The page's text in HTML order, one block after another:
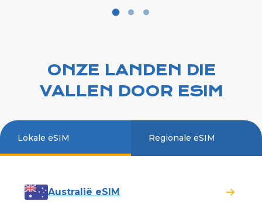
ONZE LANDEN DIE
VALLEN DOOR ESIM
Lokale eSIM Regionale eSIM
Australië eSIM